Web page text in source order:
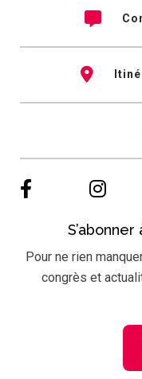
Pour ne rien
congrès et